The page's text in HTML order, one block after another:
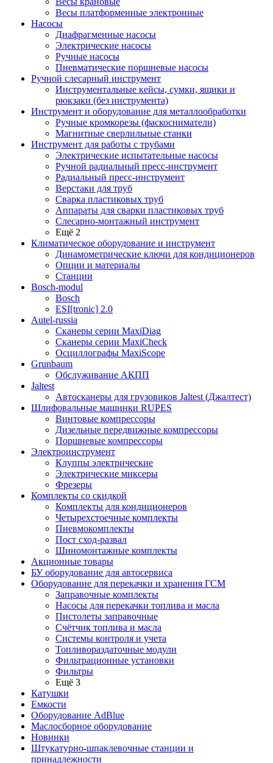
Весы платформенные электронные
Насосы
Диафрагменные насосы
Электрические насосы
Ручные насосы
Пневматические поршневые насосы
Ручной слесарный инструмент
Инструментальные кейсы, сумки, ящики и
рюкзаки (без инструмента)
Инструмент и оборудование для металлообработки
Ручные кромкорезы (фаскосниматели)
Магнитные сверлильные станки
Инструмент для работы с трубами
Электрические испытательные насосы
Ручной радиальный пресс-инструмент
Радиальный пресс-инструмент
Верстаки для труб
Сварка пластиковых труб
Аппараты для сварки пластиковых труб
Слесарно-монтажный инструмент
Ещё 2
Климатическое оборудование и инструмент
Динамометрические ключи для кондиционеров
Опции и материалы
Станции
Bosch-modul
Bosch
ESI[tronic] 2.0
Autel-russia
Сканеры серии MaxiDiag
Сканеры серии MaxiCheck
Осциллографы MaxiScope
Grunbaum
Обслуживание АКПП
Jaltest
Автосканеры для грузовиков Jaltest (Джалтест)
Шлифовальные машинки RUPES
Винтовые компрессоры
Дизельные передвижные компрессоры
Поршневые компрессоры
Электроинструмент
Клуппы электрические
Электрические миксеры
Фрезеры
Комплекты со скидкой
Комплекты для кондиционеров
Четырехстоечные комплекты
Пневмокомплекты
Пост сход-развал
Шиномонтажные комплекты
Акционные товары
БУ оборудование для автосервиса
Оборудование для перекачки и хранения ГСМ
Заправочные комплекты
Насосы для перекачки топлива и масла
Пистолеты заправочные
Счётчик топлива и масла
Системы контроля и учета
Топливораздаточные модули
Фильтрационные установки
Фильтры
Ещё 3
Катушки
Емкости
Оборудование AdBlue
Маслосборное оборудование
Новинки
Штукатурно-шпаклевочные станции и
принадлежности